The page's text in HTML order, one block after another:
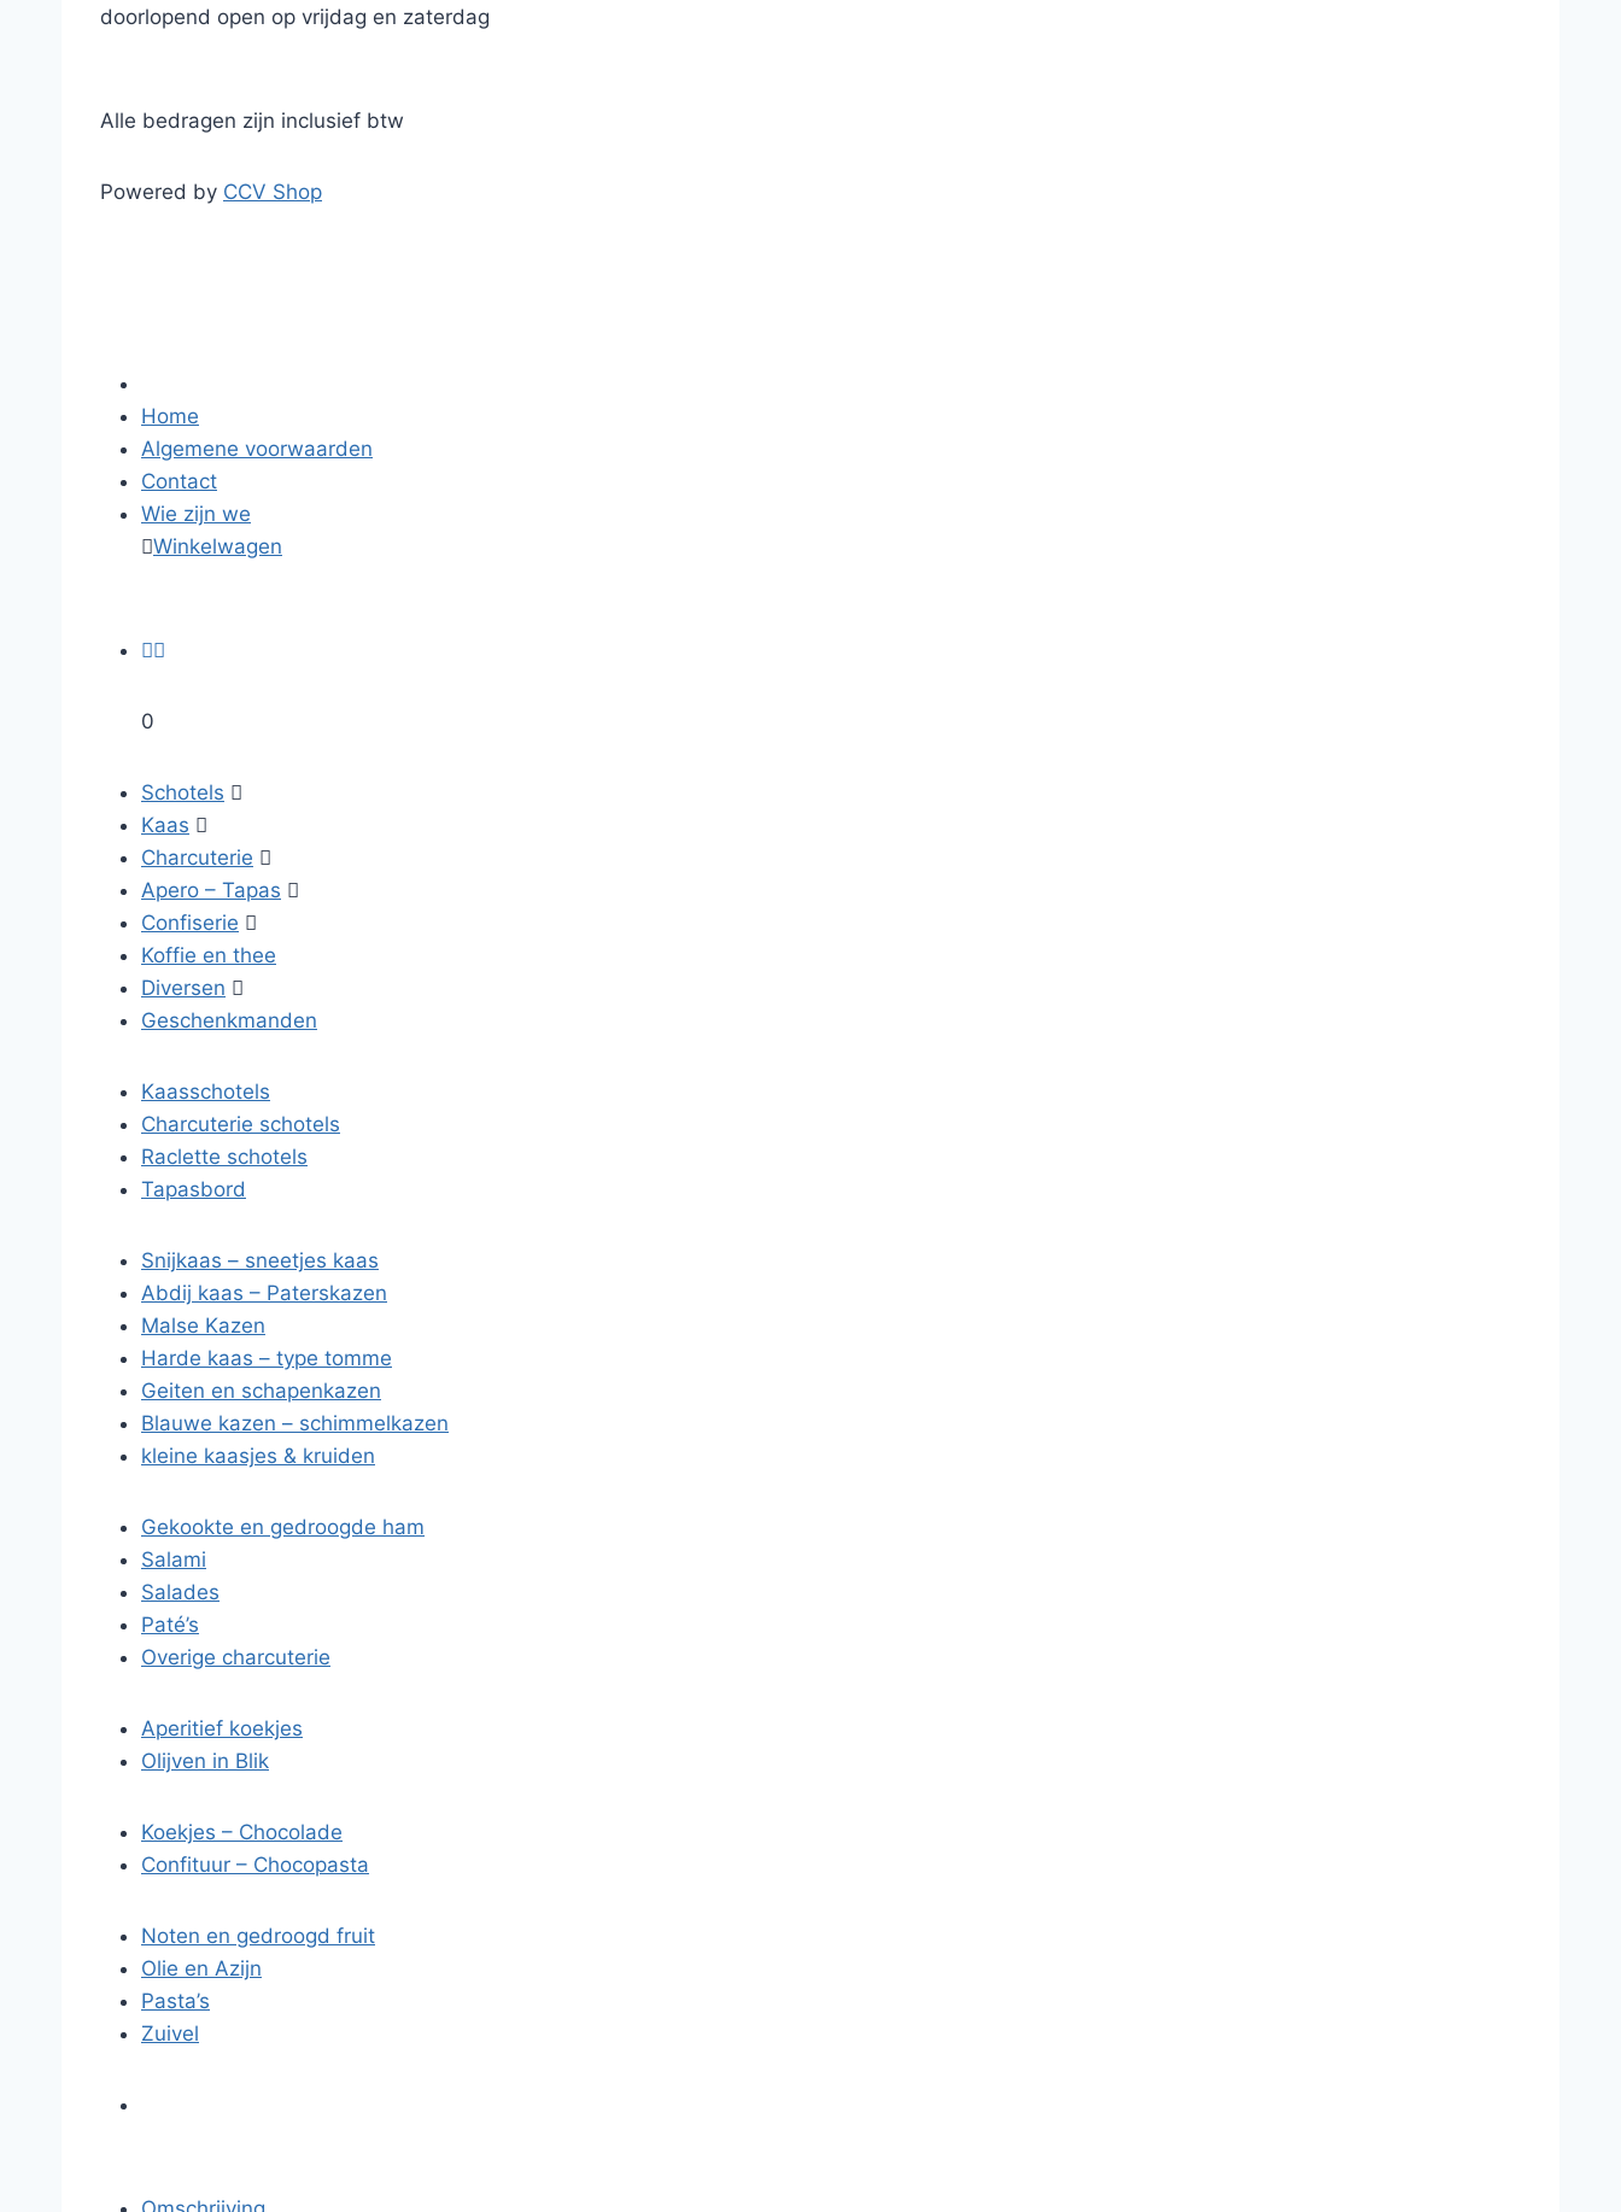
doorlopend open op vrijdag en zaterdag
Alle bedragen zijn inclusief btw
Powered by CCV Shop
Home
Algemene voorwaarden
Contact
Wie zijn we
Winkelwagen

0
Schotels 
Kaas 
Charcuterie 
Apero – Tapas 
Confiserie 
Koffie en thee
Diversen 
Geschenkmanden
Kaasschotels
Charcuterie schotels
Raclette schotels
Tapasbord
Snijkaas – sneetjes kaas
Abdij kaas – Paterskazen
Malse Kazen
Harde kaas – type tomme
Geiten en schapenkazen
Blauwe kazen – schimmelkazen
kleine kaasjes & kruiden
Gekookte en gedroogde ham
Salami
Salades
Paté’s
Overige charcuterie
Aperitief koekjes
Olijven in Blik
Koekjes – Chocolade
Confituur – Chocopasta
Noten en gedroogd fruit
Olie en Azijn
Pasta’s
Zuivel